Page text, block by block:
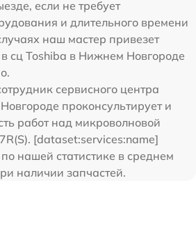
если не требует
и длительного времени
наш мастер привезет
в сц Toshiba в Нижнем Новгороде
сервисного центра
проконсультирует и
работ над микроволновой
[dataset:services:name]
нашей статистике в среднем
наличии запчастей.